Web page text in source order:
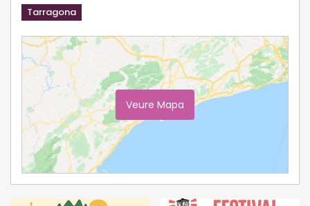
Tarragona
Veure Mapa